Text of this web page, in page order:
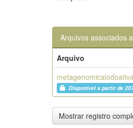
Arquivos associados
Arquivo
Disponível a partir de
Mostrar registro